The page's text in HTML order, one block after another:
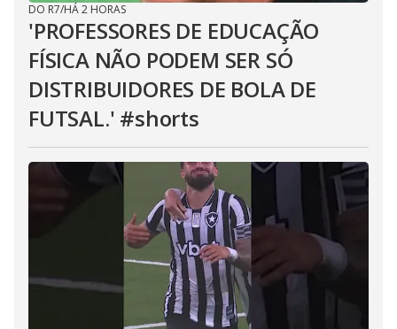
DO R7/HÁ 2 HORAS
'PROFESSORES DE EDUCAÇÃO
FÍSICA NÃO PODEM SER SÓ
DISTRIBUIDORES DE BOLA DE
FUTSAL.' #shorts